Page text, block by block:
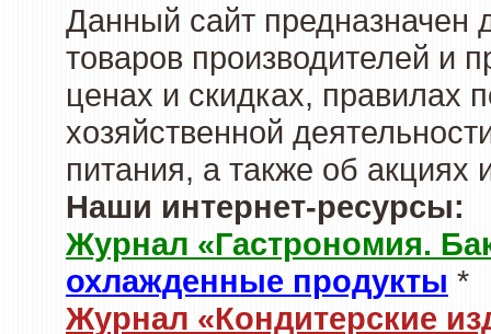
Данный сайт предназначен
товаров производителей и
ценах и скидках, правилах
хозяйственной
питания, а также об
Наши интернет-ресурсы:
Журнал «Гастрономия.
охлажденные продукты *
Журнал «Кондитерские